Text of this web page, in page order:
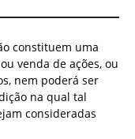
constituem uma
venda de ações, ou
nem poderá ser
na qual tal
consideradas